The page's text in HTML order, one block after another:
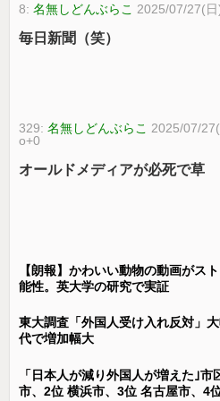
8:名無しどんぶらこ 2025/07/27(
毎日新聞（笑）
329:名無しどんぶらこ 2025/07/
o+0
オールドメディアが必死で草
【朗報】かわいい動物の動画がス
能性。英大学の研究で実証
東大調査「外国人受け入れ反対」
代で増加幅大
「日本人が減り外国人が増えた｣
市、2位 横浜市、3位 名古屋市、4